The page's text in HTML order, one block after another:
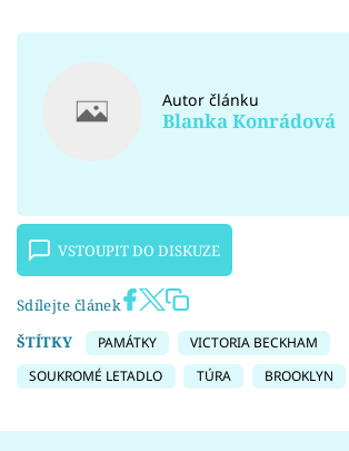
Autor článku
Blanka Konrádová
VSTOUPIT DO DISKUZE
Sdílejte článek
ŠTÍTKY
PAMÁTKY
VICTORIA BECKHAM
SOUKROMÉ LETADLO
TÚRA BROOKLYN